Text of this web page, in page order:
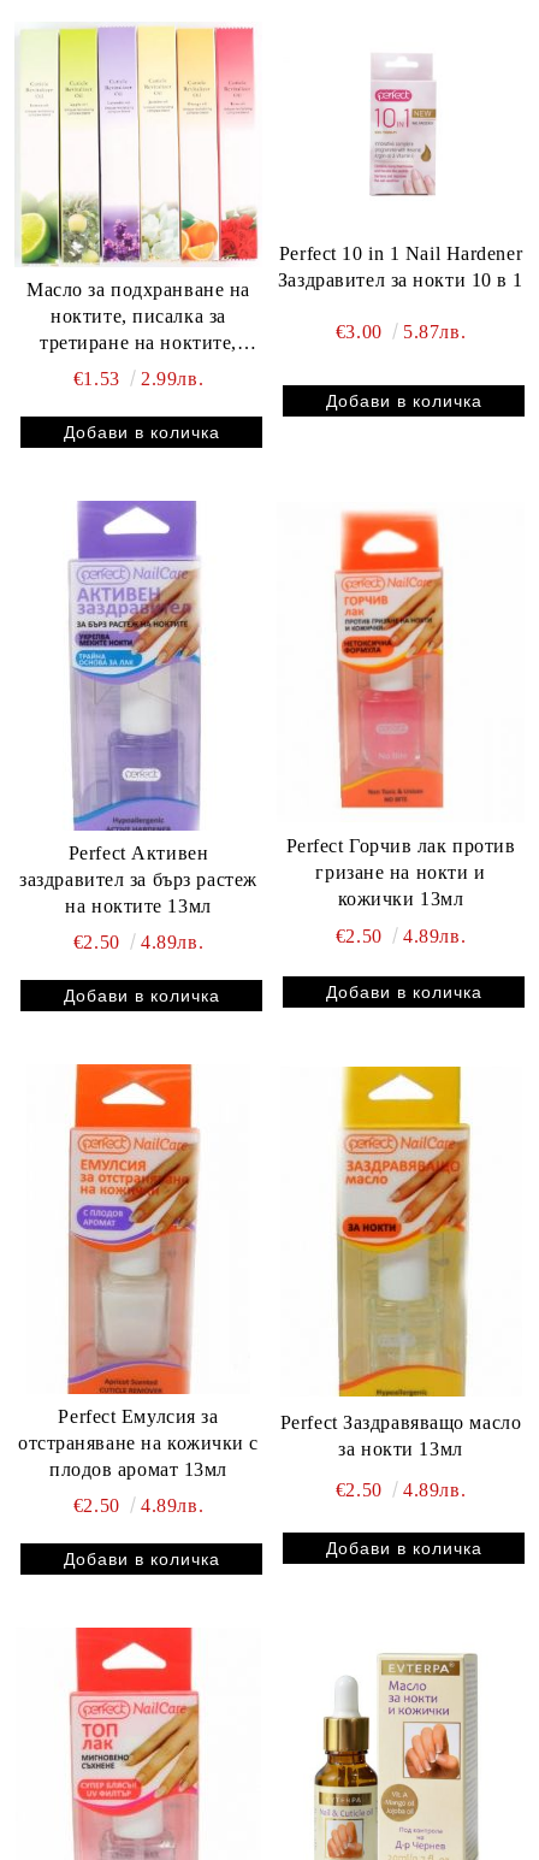
Масло за подхранване на
ноктите, писалка за
третиране на ноктите,
масло за ревитализация на
€1.53 2.99лв.
Perfect 10 in 1 Nail Hardener
Заздравител за нокти 10 в 1
€3.00 5.87лв.
Perfect Активен
заздравител за бърз растеж
на ноктите 13мл
€2.50
4.89лв.
Perfect Горчив лак против
гризане на нокти и
кожички 13мл
€2.50
4.89лв.
Perfect Емулсия за
отстраняване на кожички с
плодов аромат 13мл
€2.50
4.89лв.
Perfect Заздравяващо масло
за нокти 13мл
€2.50 4.89лв.